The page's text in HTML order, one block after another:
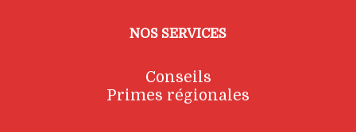
NOS SERVICES
Conseils
Primes régionales